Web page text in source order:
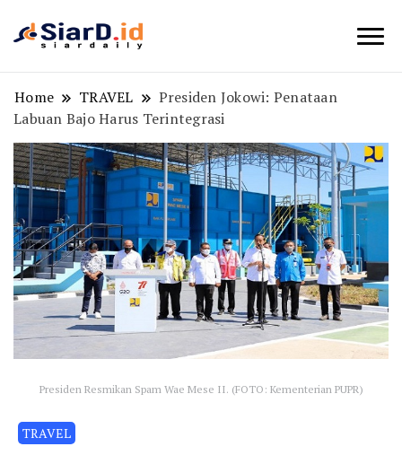
Home TRAVEL
Presiden Jokowi: Penataan
Labuan Bajo Harus Terintegrasi
Presiden Resmikan Spam Wae Mese II. (FOTO: Kementerian PUPR)
TRAVEL